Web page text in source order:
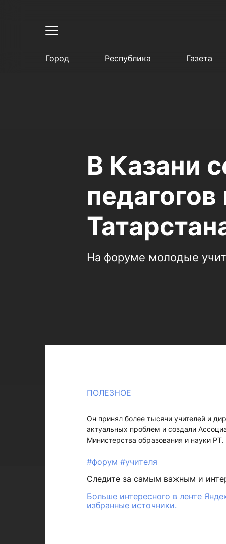
Город Республика Газета
В Казани
На форуме молодые
ПОЛЕЗНОЕ
Он принял более тысячи учителей и
актуальных проблем и создали
Министерства образования и науки РТ.
#форум #учителя
Следите за самым важным и
Больше интересного в ленте
избранные источники.